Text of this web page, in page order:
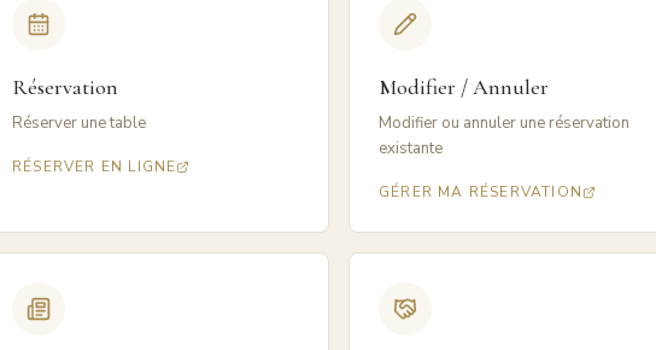
Réservation
Réserver une table
RÉSERVER EN LIGNE
Modifier / Annuler
Modifier ou annuler une réservation
existante
GÉRER MA RÉSERVATION